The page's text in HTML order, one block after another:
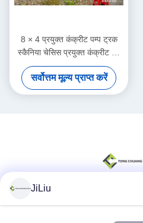
8 × 4 प्रयुक्त कंक्रीट पम्प ट्रक
स्कैनिया चेसिस प्रयुक्त कंक्रीट बूम
पम्प
सर्वोत्तम मूल्य प्राप्त करें
JiLiu